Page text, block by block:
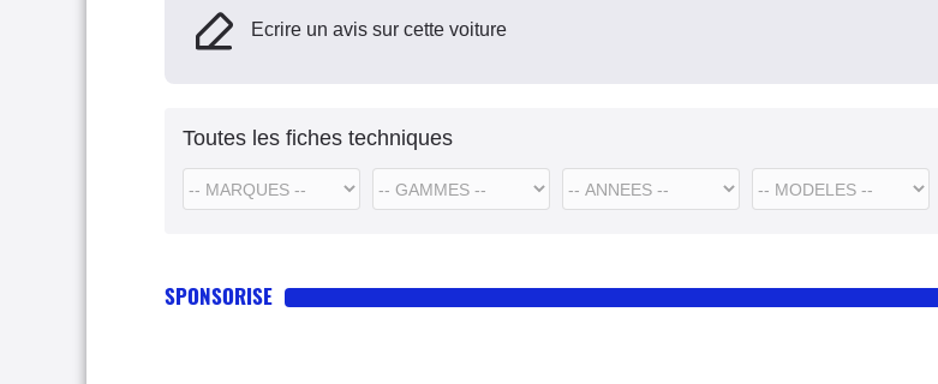
Ecrire un avis sur cette voiture
Toutes les fiches techniques
SPONSORISE